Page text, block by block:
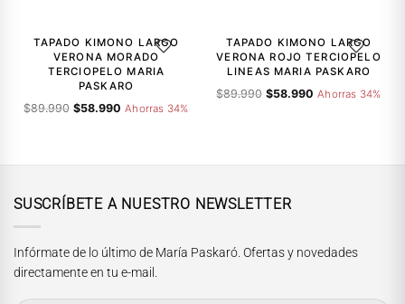
era:
$89.990.
es:
$58.990.
$89.990.
$58.990.
AGREGAR A LA LISTA DE DESEOS
TAPADO KIMONO LARGO
VERONA MORADO
TERCIOPELO MARIA
PASKARO
$89.990
El
$58.990
El
Ahorras 34%
AGREGAR
TAPADO KIMONO LARGO
VERONA ROJO TERCIOPELO
LINEAS MARIA PASKARO
$89.990
El
$58.990
El
Ahorras 34%
SUSCRÍBETE A NUESTRO NEWSLETTER
Infórmate de lo último de María Paskaró. Ofertas y novedades
directamente en tu e-mail.